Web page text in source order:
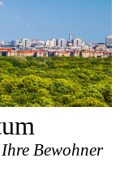
Bewohner